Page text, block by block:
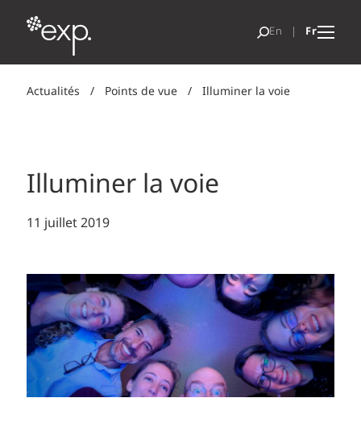
Actualités / Points de vue / Illuminer la voie
Illuminer la voie
11 juillet 2019